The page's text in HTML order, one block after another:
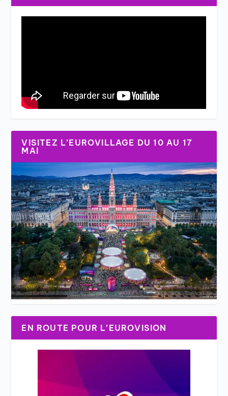
VISITEZ L’EUROVILLAGE DU 10 AU 17
MAI
EN ROUTE POUR L’EUROVISION